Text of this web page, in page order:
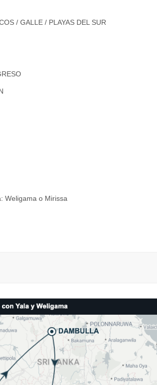
/ GALLE / PLAYAS DEL SUR
Weligama o Mirissa